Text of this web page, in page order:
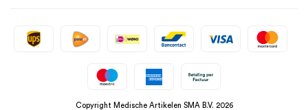
Copyright Medische Artikelen SMA B.V. 2026